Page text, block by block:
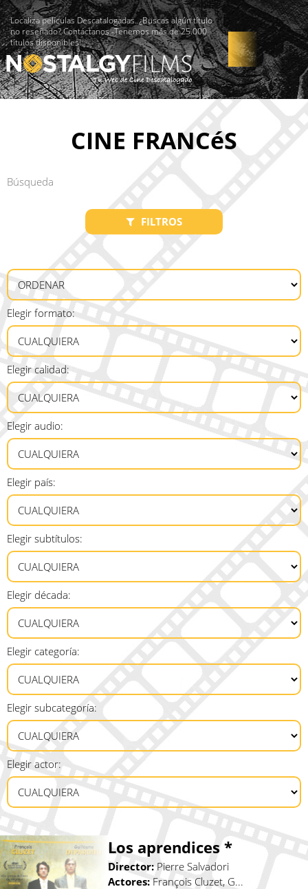
Localiza películas Descatalogadas. ¿Buscas algún título
no reseñado? Contáctanos -Tenemos más de 25.000
títulos disponibles!
CINE FRANCéS
FILTROS
Elegir formato:
Elegir calidad:
Elegir audio:
Elegir país:
Elegir subtítulos:
Elegir década:
Elegir categoría:
Elegir subcategoría:
Elegir actor:
Los aprendices *
Director: Pierre Salvadori
Actores: François Cluzet, G...